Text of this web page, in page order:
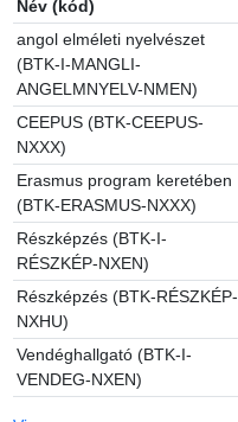
Név (kód)
angol elméleti nyelvészet
(BTK-I-MANGLI-
ANGELMNYELV-NMEN)
CEEPUS (BTK-CEEPUS-
NXXX)
Erasmus program keretében
(BTK-ERASMUS-NXXX)
Részképzés (BTK-I-
RÉSZKÉP-NXEN)
Részképzés (BTK-RÉSZKÉP-
NXHU)
Vendéghallgató (BTK-I-
VENDEG-NXEN)